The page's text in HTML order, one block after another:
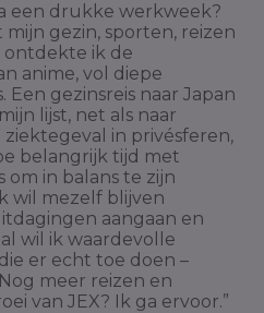
een drukke werkweek?
gezin, sporten, reizen
ontdekte ik de
anime, vol diepe
gezinsreis naar Japan
lijst, net als naar
in privésferen,
belangrijk tijd met
om in balans te zijn
wil mezelf blijven
aangaan en
wil ik waardevolle
er echt toe doen –
meer reizen en
van JEX? Ik ga ervoor.”